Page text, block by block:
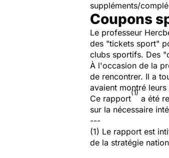
suppléments/
Coupons
Le professeur
des "tickets sport"
clubs sportifs. Des
À l'occasion de la
de rencontrer. Il a
avaient montré leurs
Ce rapport
(1)
a été
sur la nécessaire
---
(1) Le rapport est
de la stratégie